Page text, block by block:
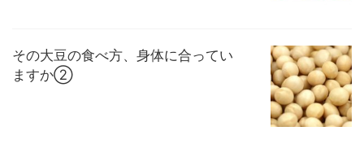
その大豆の食べ方、身体に合ってい
ますか②